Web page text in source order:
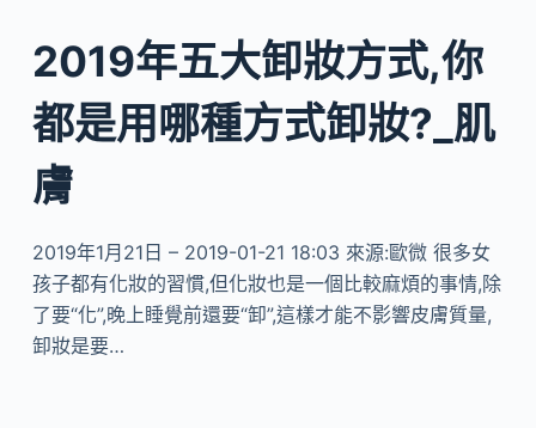
2019年五大卸妝方式,你
都是用哪種方式卸妝?_肌
膚
2019年1月21日 – 2019-01-21 18:03 來源:歐微 很多女
孩子都有化妝的習慣,但化妝也是一個比較麻煩的事情,除
了要“化”,晚上睡覺前還要“卸”,這樣才能不影響皮膚質量,
卸妝是要…